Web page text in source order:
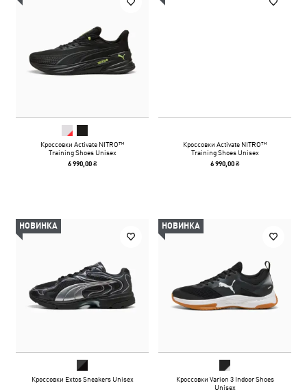
Кроссовки Activate NITRO™
Training Shoes Unisex
6 990,00 ₴
Кроссовки Activate NITRO™
Training Shoes Unisex
6 990,00 ₴
НОВИНКА
Кроссовки Extos Sneakers Unisex
НОВИНКА
Кроссовки Varion 3 Indoor Shoes
Unisex